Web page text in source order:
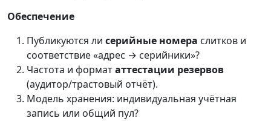
Обеспечение
Публикуются ли серийные номера слитков и
соответствие «адрес → серийники»?
Частота и формататтестации резервов
(аудитор/трастовый отчёт).
Модель хранения: индивидуальная учётная
запись или общий пул?